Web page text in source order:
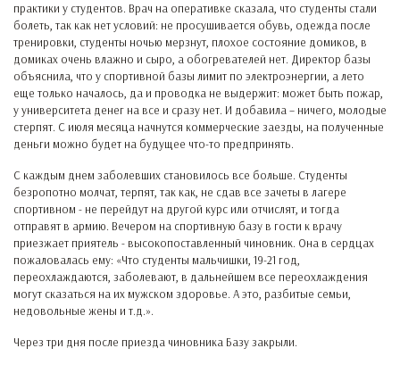
практики у студентов. Врач на оперативке сказала, что студенты стали
болеть, так как нет условий: не просушивается обувь, одежда после
тренировки, студенты ночью мерзнут, плохое состояние домиков, в
домиках очень влажно и сыро, а обогревателей нет. Директор базы
объяснила, что у спортивной базы лимит по электроэнергии, а лето
еще только началось, да и проводка не выдержит: может быть пожар,
у университета денег на все и сразу нет. И добавила – ничего, молодые
стерпят. С июля месяца начнутся коммерческие заезды, на полученные
деньги можно будет на будущее что-то предпринять.
С каждым днем заболевших становилось все больше. Студенты
безропотно молчат, терпят, так как, не сдав все зачеты в лагере
спортивном - не перейдут на другой курс или отчислят, и тогда
отправят в армию. Вечером на спортивную базу в гости к врачу
приезжает приятель - высокопоставленный чиновник. Она в сердцах
пожаловалась ему: «Что студенты мальчишки, 19-21 год,
переохлаждаются, заболевают, в дальнейшем все переохлаждения
могут сказаться на их мужском здоровье. А это, разбитые семьи,
недовольные жены и т.д.».
Через три дня после приезда чиновника Базу закрыли.